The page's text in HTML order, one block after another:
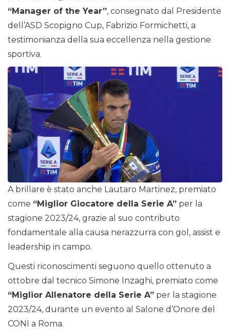
“Manager of the Year”, consegnato dal Presidente
dell’ASD Scopigno Cup, Fabrizio Formichetti, a
testimonianza della sua eccellenza nella gestione
sportiva.
A brillare è stato anche Lautaro Martinez, premiato
come “Miglior Giocatore della Serie A” per la
stagione 2023/24, grazie al suo contributo
fondamentale alla causa nerazzurra con gol, assist e
leadership in campo.
Questi riconoscimenti seguono quello ottenuto a
ottobre dal tecnico Simone Inzaghi, premiato come
“Miglior Allenatore della Serie A” per la stagione
2023/24, durante un evento al Salone d’Onore del
CONI a Roma.